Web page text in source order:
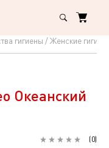
гигиены Женские
Океанский
(0)